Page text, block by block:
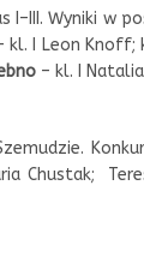
I–III. Wyniki w
kl. I Leon Knoff;
– kl. I Natalia
Chustak;